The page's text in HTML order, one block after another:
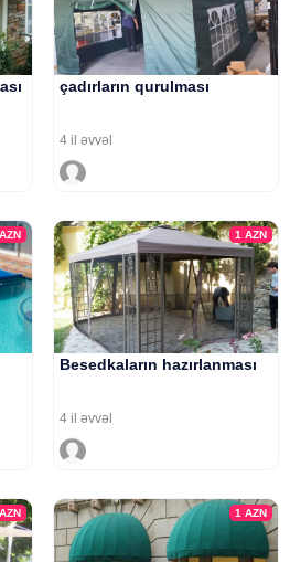
çadırların qurulması
4 il əvvəl
AZN 1 AZN
Besedkaların hazırlanması
4 il əvvəl
AZN 1 AZN